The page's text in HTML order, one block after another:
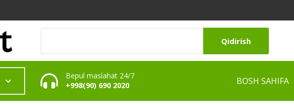
Qidirish
Bepul maslahat 24/7
+998(90) 690 2020
BOSH SAHIFA